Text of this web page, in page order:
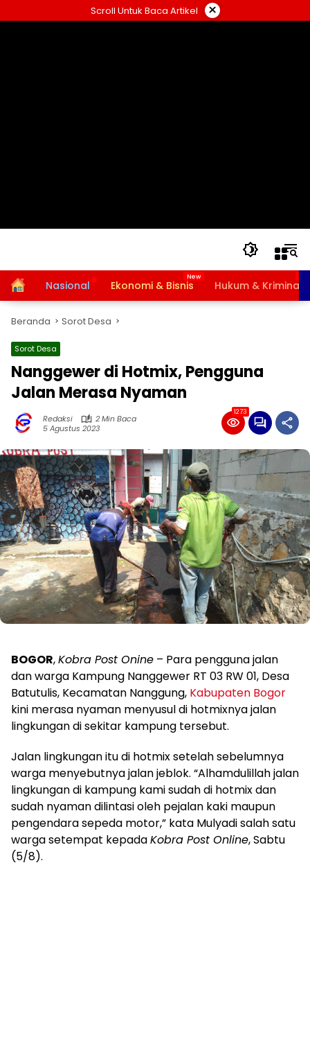
ke
Scroll Untuk Baca Artikel ×
HomeNasional Ekonomi & Bisnis Hukum & Kriminal
Beranda Sorot Desa
Sorot Desa
Nanggewer di Hotmix, Pengguna
Jalan Merasa Nyaman
Redaksi
2 Min Baca
5 Agustus 2023
1273
BOGOR,Kobra Post Onine – Para pengguna jalan
dan warga Kampung Nanggewer RT 03 RW 01, Desa
Batutulis, Kecamatan Nanggung, Kabupaten Bogor
kini merasa nyaman menyusul di hotmixnya jalan
lingkungan di sekitar kampung tersebut.
Jalan lingkungan itu di hotmix setelah sebelumnya
warga menyebutnya jalan jeblok. “Alhamdulillah jalan
lingkungan di kampung kami sudah di hotmix dan
sudah nyaman dilintasi oleh pejalan kaki maupun
pengendara sepeda motor,” kata Mulyadi salah satu
warga setempat kepadaKobra Post Online, Sabtu
(5/8).